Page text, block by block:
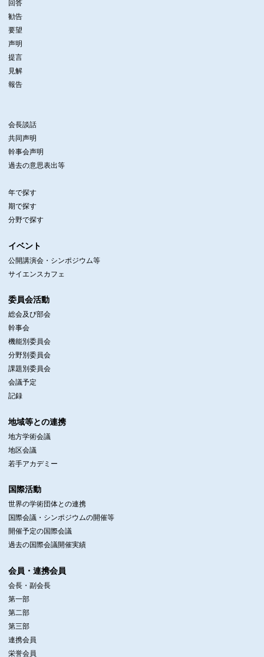
回答
勧告
要望
声明
提言
見解
報告
会長談話
共同声明
幹事会声明
過去の意思表出等
年で探す
期で探す
分野で探す
イベント
公開講演会・シンポジウム等
サイエンスカフェ
委員会活動
総会及び部会
幹事会
機能別委員会
分野別委員会
課題別委員会
会議予定
記録
地域等との連携
地方学術会議
地区会議
若手アカデミー
国際活動
世界の学術団体との連携
国際会議・シンポジウムの開催等
開催予定の国際会議
過去の国際会議開催実績
会員・連携会員
会長・副会長
第一部
第二部
第三部
連携会員
栄誉会員